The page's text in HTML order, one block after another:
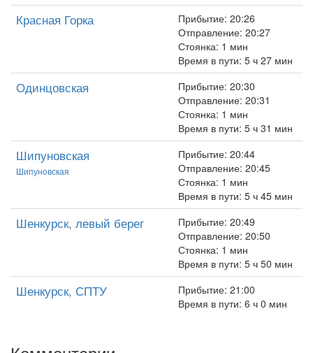
Красная Горка
Прибытие: 20:26
Отправление: 20:27
Стоянка: 1 мин
Время в пути: 5 ч 27 мин
Одинцовская
Прибытие: 20:30
Отправление: 20:31
Стоянка: 1 мин
Время в пути: 5 ч 31 мин
Шипуновская
Шипуновская
Прибытие: 20:44
Отправление: 20:45
Стоянка: 1 мин
Время в пути: 5 ч 45 мин
Шенкурск, левый берег
Прибытие: 20:49
Отправление: 20:50
Стоянка: 1 мин
Время в пути: 5 ч 50 мин
Шенкурск, СПТУ
Прибытие: 21:00
Время в пути: 6 ч 0 мин